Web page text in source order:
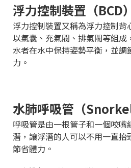
浮力控制裝置（BCD）
浮力控制裝置又稱為浮力控制背
以氣囊、充氣閥、排氣閥等組
水者在水中保持姿勢平衡，並調
力。
水肺呼吸管（Snorkel
呼吸管是由一根管子和一個咬
潛，讓浮潛的人可以不用一直抬
節省體力。